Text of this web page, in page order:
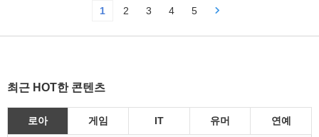
1 2 3 4 5
최근 HOT한 콘텐츠
로아 게임 IT 유머 연예